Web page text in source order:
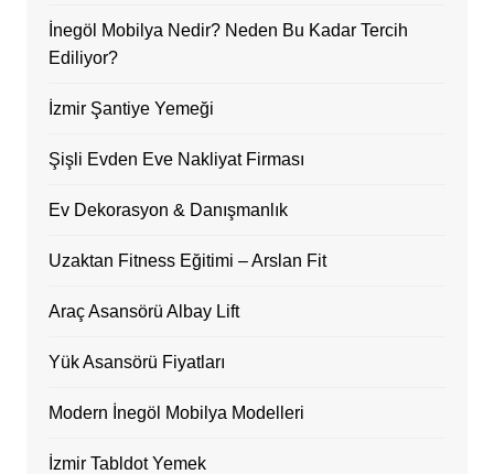
İnegöl Mobilya Nedir? Neden Bu Kadar Tercih
Ediliyor?
İzmir Şantiye Yemeği
Şişli Evden Eve Nakliyat Firması
Ev Dekorasyon & Danışmanlık
Uzaktan Fitness Eğitimi – Arslan Fit
Araç Asansörü Albay Lift
Yük Asansörü Fiyatları
Modern İnegöl Mobilya Modelleri
İzmir Tabldot Yemek